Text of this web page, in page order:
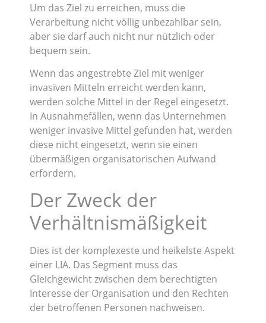
Um das Ziel zu erreichen, muss die
Verarbeitung nicht völlig unbezahlbar sein,
aber sie darf auch nicht nur nützlich oder
bequem sein.
Wenn das angestrebte Ziel mit weniger
invasiven Mitteln erreicht werden kann,
werden solche Mittel in der Regel eingesetzt.
In Ausnahmefällen, wenn das Unternehmen
weniger invasive Mittel gefunden hat, werden
diese nicht eingesetzt, wenn sie einen
übermäßigen organisatorischen Aufwand
erfordern.
Der Zweck der
Verhältnismäßigkeit
Dies ist der komplexeste und heikelste Aspekt
einer LIA. Das Segment muss das
Gleichgewicht zwischen dem berechtigten
Interesse der Organisation und den Rechten
der betroffenen Personen nachweisen.